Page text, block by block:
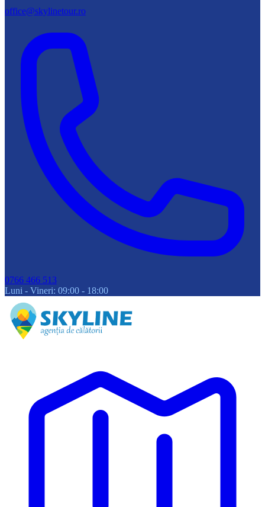
office@skylinetour.ro
0766 466 513
Luni - Vineri: 09:00 - 18:00